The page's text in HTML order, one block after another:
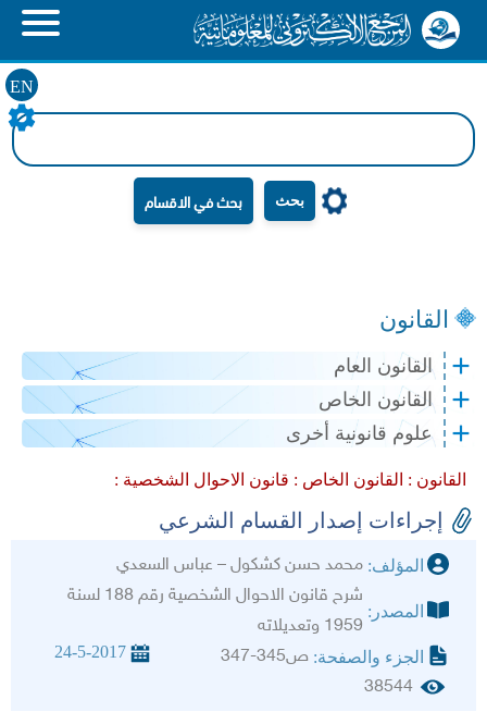
EN
بحث
القانون
القانون العام
القانون الخاص
علوم قانونية أخرى
القانون : القانون الخاص : قانون الاحوال الشخصية :
إجراءات إصدار القسام الشرعي
المؤلف: محمد حسن كشكول – عباس السعدي
المصدر:
شرح قانون الاحوال الشخصية رقم 188 لسنة
1959 وتعديلاته
الجزء والصفحة: ص345-347 24-5-2017
38544